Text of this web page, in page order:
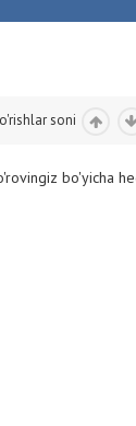
soni
bo'yicha